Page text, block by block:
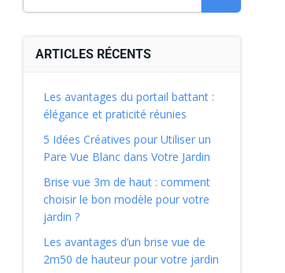
ARTICLES RÉCENTS
Les avantages du portail battant :
élégance et praticité réunies
5 Idées Créatives pour Utiliser un
Pare Vue Blanc dans Votre Jardin
Brise vue 3m de haut : comment
choisir le bon modèle pour votre
jardin ?
Les avantages d’un brise vue de
2m50 de hauteur pour votre jardin